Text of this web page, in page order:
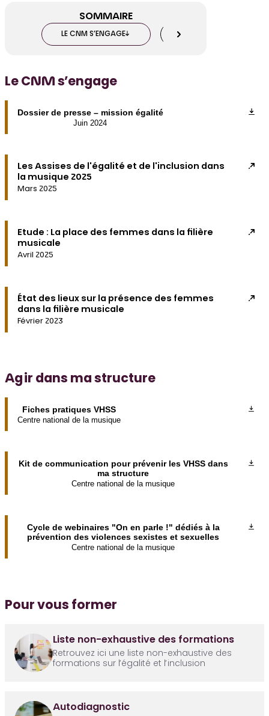
SOMMAIRE
LE CNM S’ENGAGE AGIR DANS MA
Le CNM s’engage
Dossier de presse – mission égalité
Juin 2024
Les Assises de l'égalité et de l'inclusion dans
la musique 2025
Mars 2025
Etude : La place des femmes dans la filière
musicale
Avril 2025
État des lieux sur la présence des femmes
dans la filière musicale
Février 2023
Agir dans ma structure
Fiches pratiques VHSS
Centre national de la musique
Kit de communication pour prévenir les VHSS dans
ma structure
Centre national de la musique
Cycle de webinaires "On en parle !" dédiés à la
prévention des violences sexistes et sexuelles
Centre national de la musique
Pour vous former
Liste non-exhaustive des formations
Retrouvez ici une liste non-exhaustive des
formations sur l’égalité et l’inclusion
Autodiagnostic